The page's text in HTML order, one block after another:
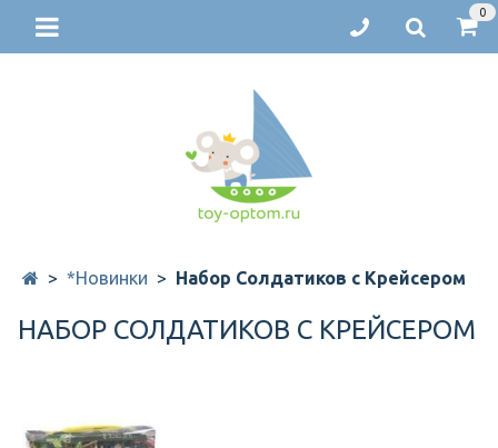
0
*Новинки Набор Солдатиков с Крейсером
НАБОР СОЛДАТИКОВ С КРЕЙСЕРОМ